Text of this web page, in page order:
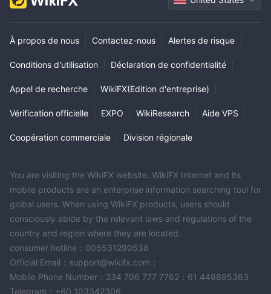
À propos de nous Contactez-nous Alertes de risque
Conditions d'utilisation Déclaration de confidentialité
Appel de recherche WikiFX(Edition d'entreprise)
Vérification officielle EXPO WikiResearch Aide VPS
Coopération commerciale Division régionale
You are visiting the WikiFX website. WikiFX Internet and its
mobile products are an enterprise information searching tool for
global users. When using WikiFX products, users should
consciously abide by the relevant laws and regulations of the
country and region where they are located.
consumer hotline：006531290538
Official Email：support@wikifx.com；
Mobile Phone Number：234 706 777 7762；61 449895363
Telegram：+60 103342306